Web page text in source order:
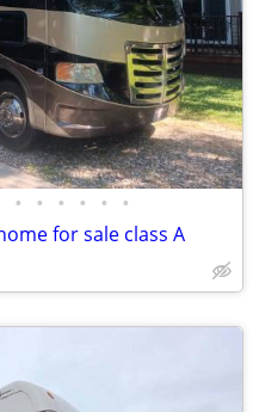
• • • • • •
for sale class A